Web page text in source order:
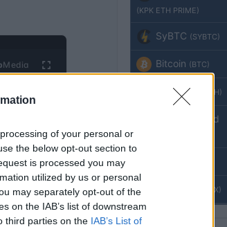
of your personal or
the below opt-out section to
is processed you may
utilized by us or personal
may separately opt-out of the
on the IAB’s list of downstream
third parties on the IAB’s List of
Media
com
da
(KPK ETH PRIME)
SyBTC (SYBTC)
Bitcoin (BTC)
Ethereum (ETH)
kpk ETH Yield
(USDEX)